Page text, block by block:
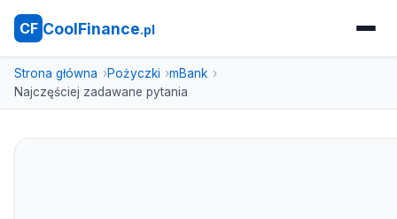
CF CoolFinance.pl
Strona główna Pożyczki
mBank
Najczęściej zadawane pytania